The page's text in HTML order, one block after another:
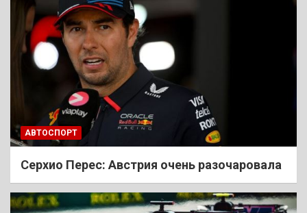
АВТОСПОРТ
Cерхио Перес: Австрия очень разочаровала